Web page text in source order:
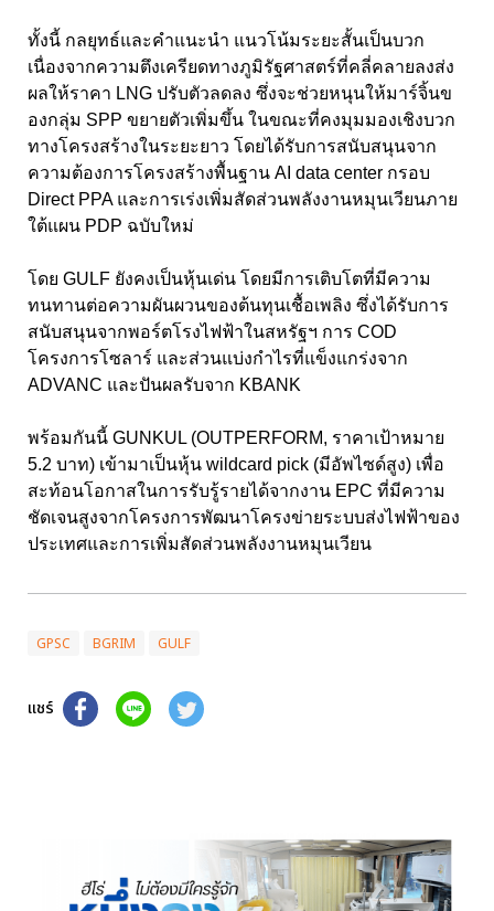
ทั้งนี้ กลยุทธ์และคำแนะนำ แนวโน้มระยะสั้นเป็นบวก
เนื่องจากความตึงเครียดทางภูมิรัฐศาสตร์ที่คลี่คลายลงส่ง
ผลให้ราคา LNG ปรับตัวลดลง ซึ่งจะช่วยหนุนให้มาร์จิ้นข
องกลุ่ม SPP ขยายตัวเพิ่มขึ้น ในขณะที่คงมุมมองเชิงบวก
ทางโครงสร้างในระยะยาว โดยได้รับการสนับสนุนจาก
ความต้องการโครงสร้างพื้นฐาน AI data center กรอบ
Direct PPA และการเร่งเพิ่มสัดส่วนพลังงานหมุนเวียนภาย
ใต้แผน PDP ฉบับใหม่
โดย GULF ยังคงเป็นหุ้นเด่น โดยมีการเติบโตที่มีความ
ทนทานต่อความผันผวนของต้นทุนเชื้อเพลิง ซึ่งได้รับการ
สนับสนุนจากพอร์ตโรงไฟฟ้าในสหรัฐฯ การ COD
โครงการโซลาร์ และส่วนแบ่งกำไรที่แข็งแกร่งจาก
ADVANC และปันผลรับจาก KBANK
พร้อมกันนี้ GUNKUL (OUTPERFORM, ราคาเป้าหมาย
5.2 บาท) เข้ามาเป็นหุ้น wildcard pick (มีอัพไซด์สูง) เพื่อ
สะท้อนโอกาสในการรับรู้รายได้จากงาน EPC ที่มีความ
ชัดเจนสูงจากโครงการพัฒนาโครงข่ายระบบส่งไฟฟ้าของ
ประเทศและการเพิ่มสัดส่วนพลังงานหมุนเวียน
GPSC BGRIM GULF
แชร์